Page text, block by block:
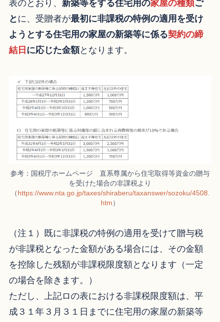
表のとおり、 新築等をする住宅用の家屋の種類ご
と に、受贈者が最初に非課税の特例の適用を受け
ようとする住宅用の家屋の新築等に係る契約の締
結日 に応じた金額となります。
参考：国税庁ホームページ 直系尊属から住宅取得等資金の贈与
を受けた場合の非課税より
（https://www.nta.go.jp/taxes/shiraberu/taxanswer/sozoku/4508.
htm）
（注１）既に非課税の特例の適用を受けて贈与税
が非課税となった金額がある場合には、その金額
を控除した残額が非課税限度額となります（一定
の場合を除きます。）
ただし、上記ロの表における非課税限度額は、平
成３１年３月３１日までに住宅用の家屋の新築等